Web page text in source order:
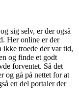
sig selv, er der også
Her online er der
ikke troede der var tid,
og finde et godt
forventet. Så det
og gå på nettet for at
en del portaler der